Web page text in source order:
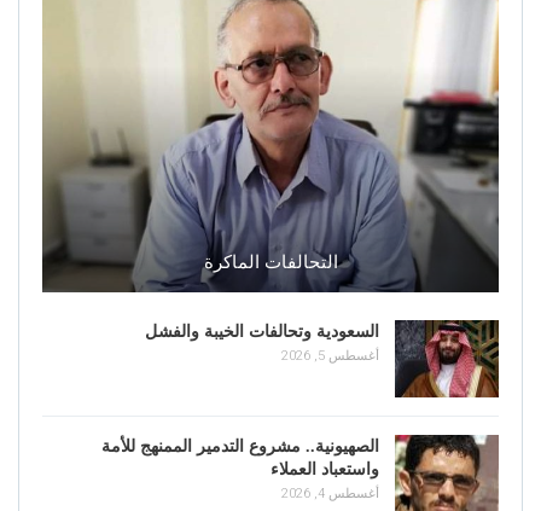
التحالفات الماكرة
السعودية وتحالفات الخيبة والفشل
أغسطس 5, 2026
الصهيونية.. مشروع التدمير الممنهج للأمة
واستعباد العملاء
أغسطس 4, 2026